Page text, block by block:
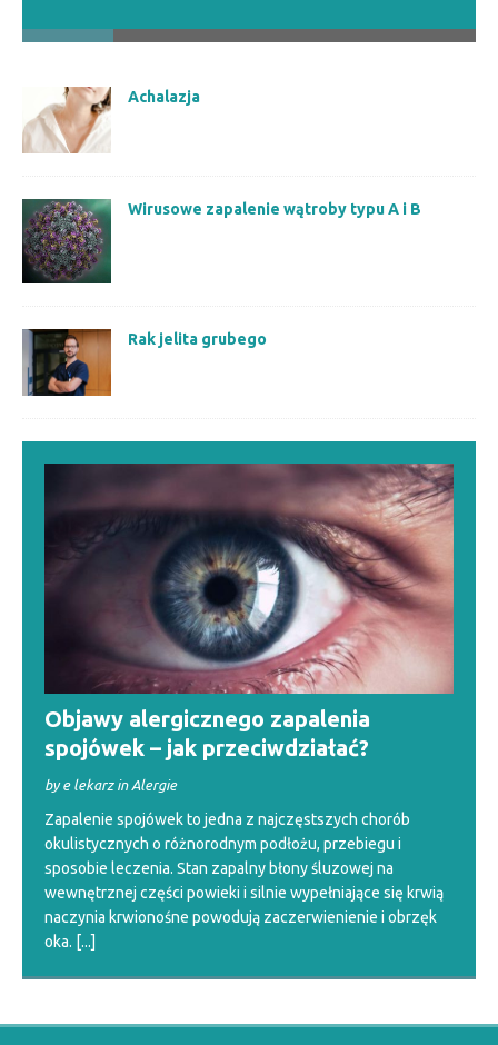
Achalazja
Wirusowe zapalenie wątroby typu A i B
Rak jelita grubego
Objawy alergicznego zapalenia
spojówek – jak przeciwdziałać?
by e lekarz in Alergie
Zapalenie spojówek to jedna z najczęstszych chorób
okulistycznych o różnorodnym podłożu, przebiegu i
sposobie leczenia. Stan zapalny błony śluzowej na
wewnętrznej części powieki i silnie wypełniające się krwią
naczynia krwionośne powodują zaczerwienienie i obrzęk
oka. [...]